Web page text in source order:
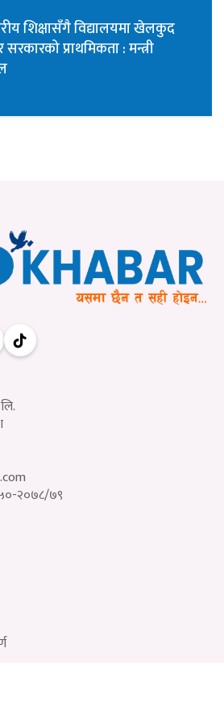
शिक्षासँगै विद्यालयमा खेलकुद
सरकारको प्राथमिकता : मन्त्री
२०७८/७९